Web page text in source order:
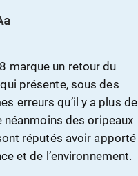
marque un retour du
présente, sous des
erreurs qu’il y a plus de
néanmoins des oripeaux
réputés avoir apporté
et de l’environnement.